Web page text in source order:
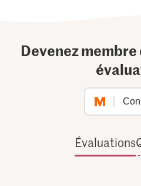
Devenez
Évaluations